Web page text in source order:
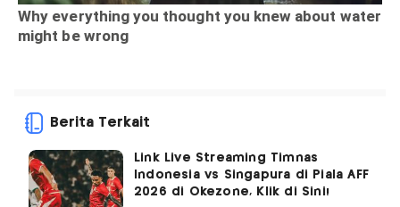
Berita Terkait
Link Live Streaming Timnas
Indonesia vs Singapura di Piala AFF
2026 di Okezone, Klik di Sini!